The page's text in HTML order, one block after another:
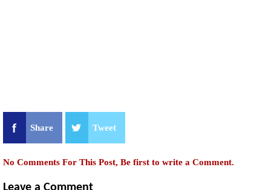
Share Tweet
No Comments For This Post, Be first to write a Comment.
Leave a Comment